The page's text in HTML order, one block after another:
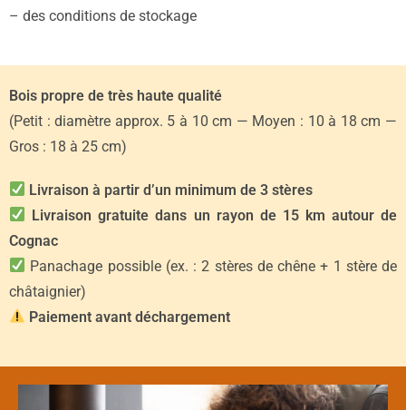
– des conditions de stockage
Bois propre de très haute qualité
(Petit : diamètre approx. 5 à 10 cm — Moyen : 10 à 18 cm —
Gros : 18 à 25 cm)
Livraison à partir d’un minimum de 3 stères
Livraison gratuite dans un rayon de 15 km autour de
Cognac
Panachage possible (ex. : 2 stères de chêne + 1 stère de
châtaignier)
Paiement avant déchargement